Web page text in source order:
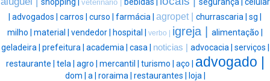
veterinario |
| advogados | carros | curso | farmácia | agropet | churrascaria | sg |
milho | material | vendedor | hospital | verbo | igreja | alimentação |
geladeira | prefeitura | academia | casa | noticias | advocacia | serviços |
restaurante | tela | agro | mercantil | turismo | aço | advogado |
dom | a | roraima | restaurantes | loja |